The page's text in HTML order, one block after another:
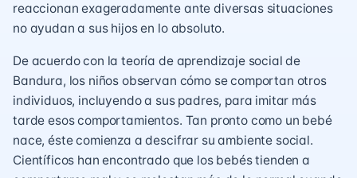
reaccionan exageradamente ante diversas situaciones
no ayudan a sus hijos en lo absoluto.
De acuerdo con la teoría de aprendizaje social de
Bandura, los niños observan cómo se comportan otros
individuos, incluyendo a sus padres, para imitar más
tarde esos comportamientos. Tan pronto como un bebé
nace, éste comienza a descifrar su ambiente social.
Científicos han encontrado que los bebés tienden a